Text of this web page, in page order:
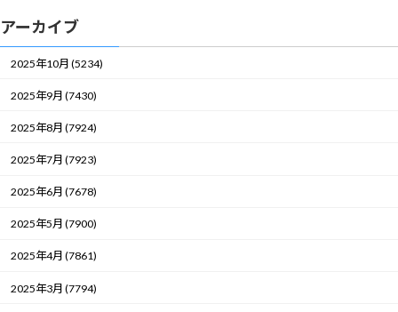
アーカイブ
2025年10月 (5234)
2025年9月 (7430)
2025年8月 (7924)
2025年7月 (7923)
2025年6月 (7678)
2025年5月 (7900)
2025年4月 (7861)
2025年3月 (7794)